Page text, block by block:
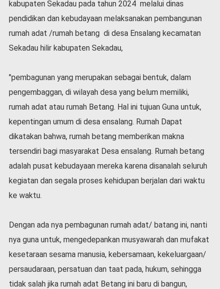
l
a
h
a
p
i
n
i
e
r
t
a
v
i
-
1
kabupaten Sekadau pada tahun 2024 melalui dinas
pendidikan dan kebudayaan melaksanakan pembangunan
rumah adat /rumah betang di desa Ensalang kecamatan
Sekadau hilir kabupaten Sekadau,
"pembagunan yang merupakan sebagai bentuk, dalam
pengembaggan, di wilayah desa yang belum memiliki,
rumah adat atau rumah Betang. Hal ini tujuan Guna untuk,
kepentingan umum di desa ensalang. Rumah Dapat
dikatakan bahwa, rumah betang memberikan makna
tersendiri bagi masyarakat Desa ensalang. Rumah betang
adalah pusat kebudayaan mereka karena disanalah seluruh
kegiatan dan segala proses kehidupan berjalan dari waktu
ke waktu.
Dengan ada nya pembagunan rumah adat/ batang ini, nanti
nya guna untuk, mengedepankan musyawarah dan mufakat
kesetaraan sesama manusia, kebersamaan, kekeluargaan/
persaudaraan, persatuan dan taat pada, hukum, sehingga
tidak salah jika rumah adat Betang ini baru di bangun,